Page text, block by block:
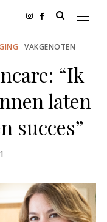
VAKGENOTEN
“Ik
laten
succes”